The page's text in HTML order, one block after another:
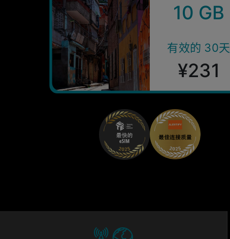
10 GB
有效的 30天
¥231